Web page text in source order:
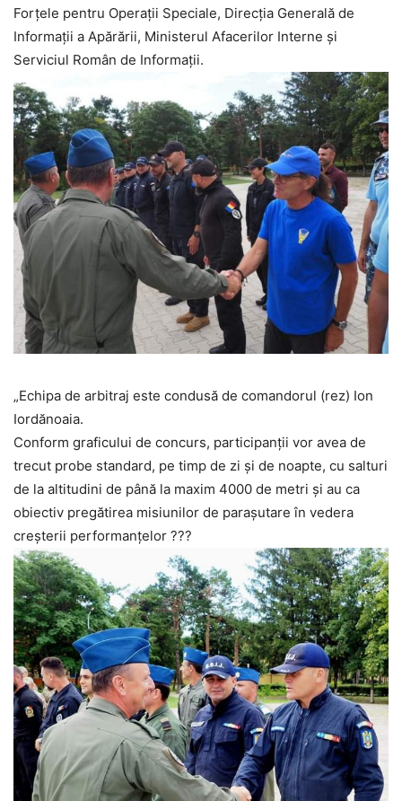
Forțele pentru Operații Speciale, Direcția Generală de
Informații a Apărării, Ministerul Afacerilor Interne și
Serviciul Român de Informații.
„Echipa de arbitraj este condusă de comandorul (rez) Ion
Iordănoaia.
Conform graficului de concurs, participanții vor avea de
trecut probe standard, pe timp de zi și de noapte, cu salturi
de la altitudini de până la maxim 4000 de metri și au ca
obiectiv pregătirea misiunilor de parașutare în vedera
creșterii performanțelor ???